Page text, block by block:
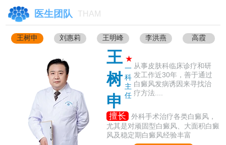
医生团队 THAM
王树申 刘惠莉 王明峰 李洪燕 高霞
王
树
申
★
一
科
主
任
从事皮肤科临床诊疗和研
发工作近30年，善于通过
白癜风发病诱因来寻找治
疗方法....
擅长
外科手术治疗各类白癜风，
尤其是对顽固型白癜风、大面积白癜
风及稳定期白癜风经验丰富